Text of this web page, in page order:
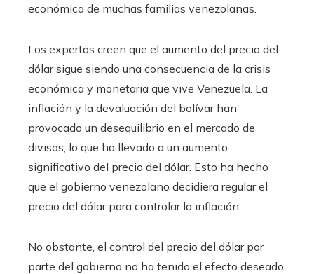
económica de muchas familias venezolanas.
Los expertos creen que el aumento del precio del
dólar sigue siendo una consecuencia de la crisis
económica y monetaria que vive Venezuela. La
inflación y la devaluación del bolívar han
provocado un desequilibrio en el mercado de
divisas, lo que ha llevado a un aumento
significativo del precio del dólar. Esto ha hecho
que el gobierno venezolano decidiera regular el
precio del dólar para controlar la inflación.
No obstante, el control del precio del dólar por
parte del gobierno no ha tenido el efecto deseado.